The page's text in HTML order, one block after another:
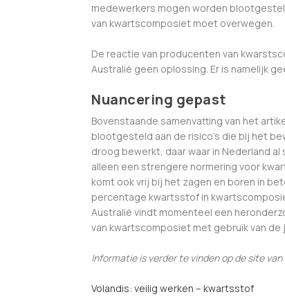
medewerkers mogen worden
van kwartscomposiet moet overwegen.
De reactie van producenten van
Australië geen oplossing. Er is namelijk
Nuancering gepast
Bovenstaande samenvatting van het
blootgesteld aan de risico’s die bij het
droog bewerkt, daar waar in Nederland
alleen een strengere normering voor
komt ook vrij bij het zagen en boren in
percentage kwartsstof in
Australië vindt momenteel een
van kwartscomposiet met gebruik van
Informatie is verder te vinden op de site
Volandis: veilig werken – kwartsstof